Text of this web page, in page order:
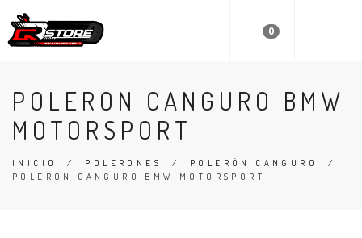
0
POLERON CANGURO BMW
MOTORSPORT
INICIO / POLERONES / POLERÓN CANGURO
/
POLERON CANGURO BMW MOTORSPORT